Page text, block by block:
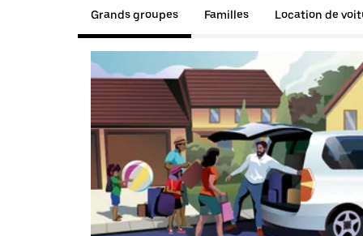
Grands groupes Familles Location de